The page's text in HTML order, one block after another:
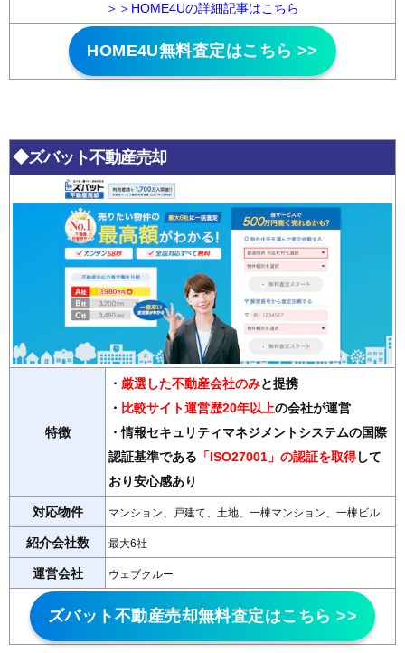
＞＞HOME4Uの詳細記事はこちら
HOME4U無料査定はこちら >>
◆ズバット不動産売却
特徴
・ 厳選した不動産会社のみと提携
・ 比較サイト運営歴20年以上の会社が運営
・情報セキュリティマネジメントシステムの国際
認証基準である 「ISO27001」の認証を取得して
おり安心感あり
対応物件 マンション、戸建て、土地、一棟マンション、一棟ビル
紹介会社数 最大6社
運営会社 ウェブクルー
ズバット不動産売却無料査定はこちら >>